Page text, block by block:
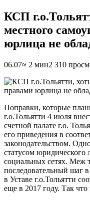
КСП
местного
юрлица не
06.07≈ 2 мин2 310
Поправки, которые
г.о.Тольятти 4 июля
счетной палате г.о.
его приведения в
законодательством.
статусом юридического
социальных сетях. Меж
последовательный шаг
в Уставе г.о.Тольятти
еще в 2017 году. Так что